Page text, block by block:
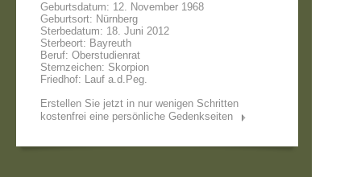
Geburtsdatum: 12. November 1968
Geburtsort: Nürnberg
Sterbedatum: 18. Juni 2012
Sterbeort: Bayreuth
Beruf: Oberstudienrat
Sternzeichen: Skorpion
Friedhof: Lauf a.d.Peg.
Erstellen Sie jetzt in nur wenigen Schritten
kostenfrei eine persönliche Gedenkseiten